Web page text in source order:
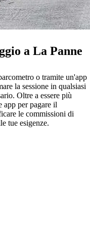
a La Panne
o tramite un'app
la sessione in qualsiasi
Oltre a essere più
app per pagare il
le commissioni di
tue esigenze.